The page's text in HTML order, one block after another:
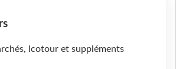
Icotour et suppléments